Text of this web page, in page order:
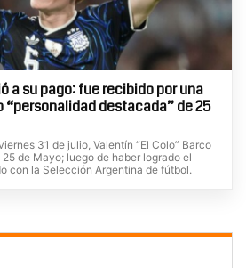
a su pago: fue recibido por una
destacada” de 25
31 de julio, Valentín “El Colo” Barco
de Mayo; luego de haber logrado el
con la Selección Argentina de fútbol.